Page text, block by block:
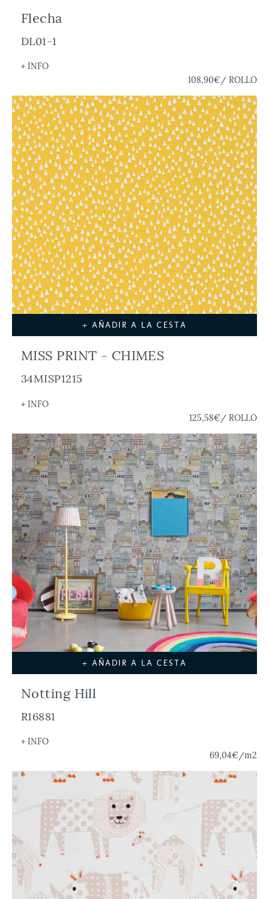
Flecha
DL01-1
+ INFO
108,90€/ ROLLO
+ AÑADIR A LA CESTA
MISS PRINT - CHIMES
34MISP1215
+ INFO
125,58€ / ROLLO
+ AÑADIR A LA CESTA
Notting Hill
R16881
+ INFO
69,04€/m2